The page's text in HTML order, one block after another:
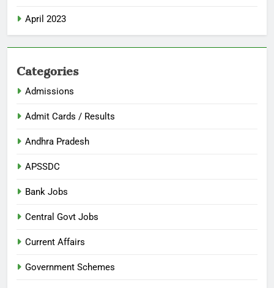
April 2023
Categories
Admissions
Admit Cards / Results
Andhra Pradesh
APSSDC
Bank Jobs
Central Govt Jobs
Current Affairs
Government Schemes